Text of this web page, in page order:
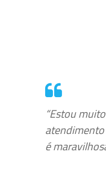
“Estou
é